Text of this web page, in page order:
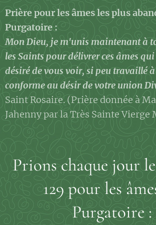
Prière pour les âmes les plus
Purgatoire :
Mon Dieu, je m'unis maintenant à
les Saints pour délivrer ces âmes
désiré de vous voir, si peu travaillé
conforme au désir de votre union
Saint Rosaire. (Prière donnée à
Jahenny par la Très Sainte Vierge
Prions chaque jour
129 pour les
Purgatoire :